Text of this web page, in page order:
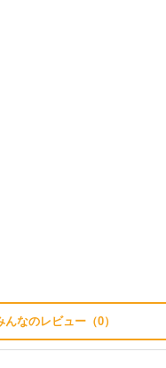
んなのレビュー（0）